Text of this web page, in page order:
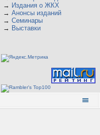
→ Издания о ЖКХ
→ Анонсы изданий
→ Семинары
→ Выставки